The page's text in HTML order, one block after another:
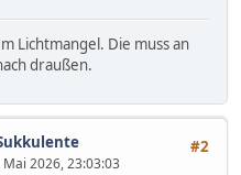
Lichtmangel. Die muss an
draußen.
#2
Mai 2026, 23:03:03